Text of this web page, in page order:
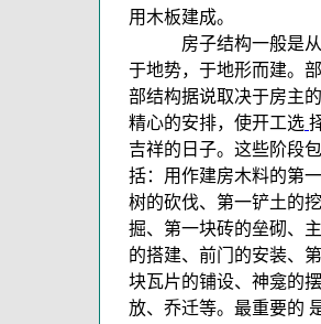
用木板建成。
房子结构一般是从
于地势，于地形而建。
部结构据说取决于房主
精心的安排，使开工选
吉祥的日子。这些阶段包
括：用作建房木料的第
树的砍伐、第一铲土的挖
掘、第一块砖的垒砌、
的搭建、前门的安装、
块瓦片的铺设、神龛的摆
放、乔迁等。最重要的